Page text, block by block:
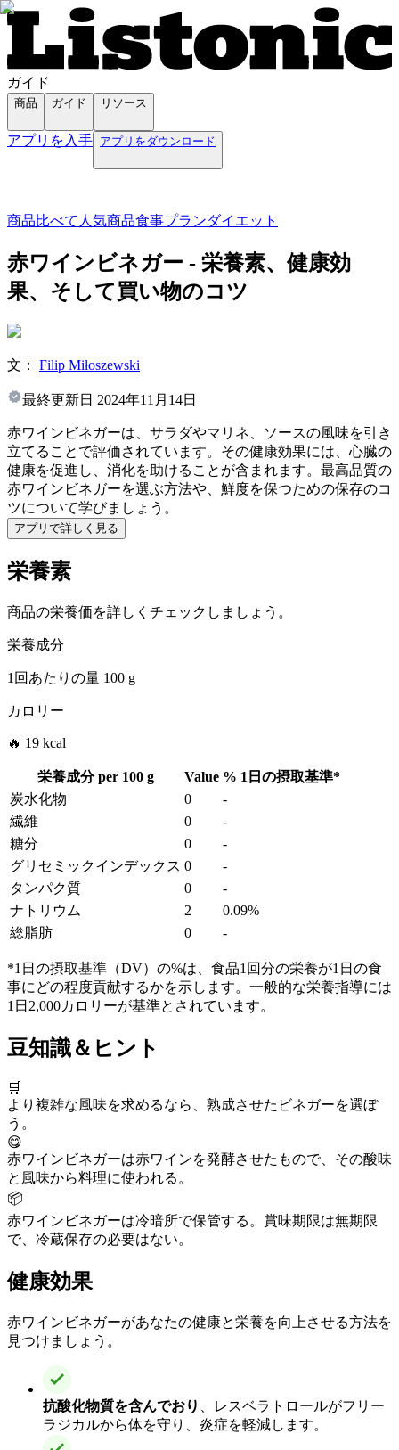
ガイド
商品 ガイド リソース
アプリを入手 アプリをダウンロード
商品比べて 人気商品食事プランダイエット
赤ワインビネガー - 栄養素、健康効
果、そして買い物のコツ
文： Filip Miłoszewski
最終更新日 2024年11月14日
赤ワインビネガーは、サラダやマリネ、ソースの風味を引き
立てることで評価されています。その健康効果には、心臓の
健康を促進し、消化を助けることが含まれます。最高品質の
赤ワインビネガーを選ぶ方法や、鮮度を保つための保存のコ
ツについて学びましょう。
アプリで詳しく見る
栄養素
商品の栄養価を詳しくチェックしましょう。
栄養成分
1回あたりの量 100 g
カロリー
🔥 19 kcal
栄養成分 per 100 g Value % 1日の摂取基準*
炭水化物
0
-
繊維
0
-
糖分
0
-
グリセミックインデックス 0
-
タンパク質
0
-
ナトリウム
2
0.09%
総脂肪
0 -
*1日の摂取基準（DV）の%は、食品1回分の栄養が1日の食
事にどの程度貢献するかを示します。一般的な栄養指導には
1日2,000カロリーが基準とされています。
豆知識＆ヒント
🛒
より複雑な風味を求めるなら、熟成させたビネガーを選ぼ
う。
😋
赤ワインビネガーは赤ワインを発酵させたもので、その酸味
と風味から料理に使われる。
📦
赤ワインビネガーは冷暗所で保管する。賞味期限は無期限
で、冷蔵保存の必要はない。
健康効果
赤ワインビネガーがあなたの健康と栄養を向上させる方法を
見つけましょう。
抗酸化物質を含んでおり
、レスベラトロールがフリー
ラジカルから体を守り、炎症を軽減します。